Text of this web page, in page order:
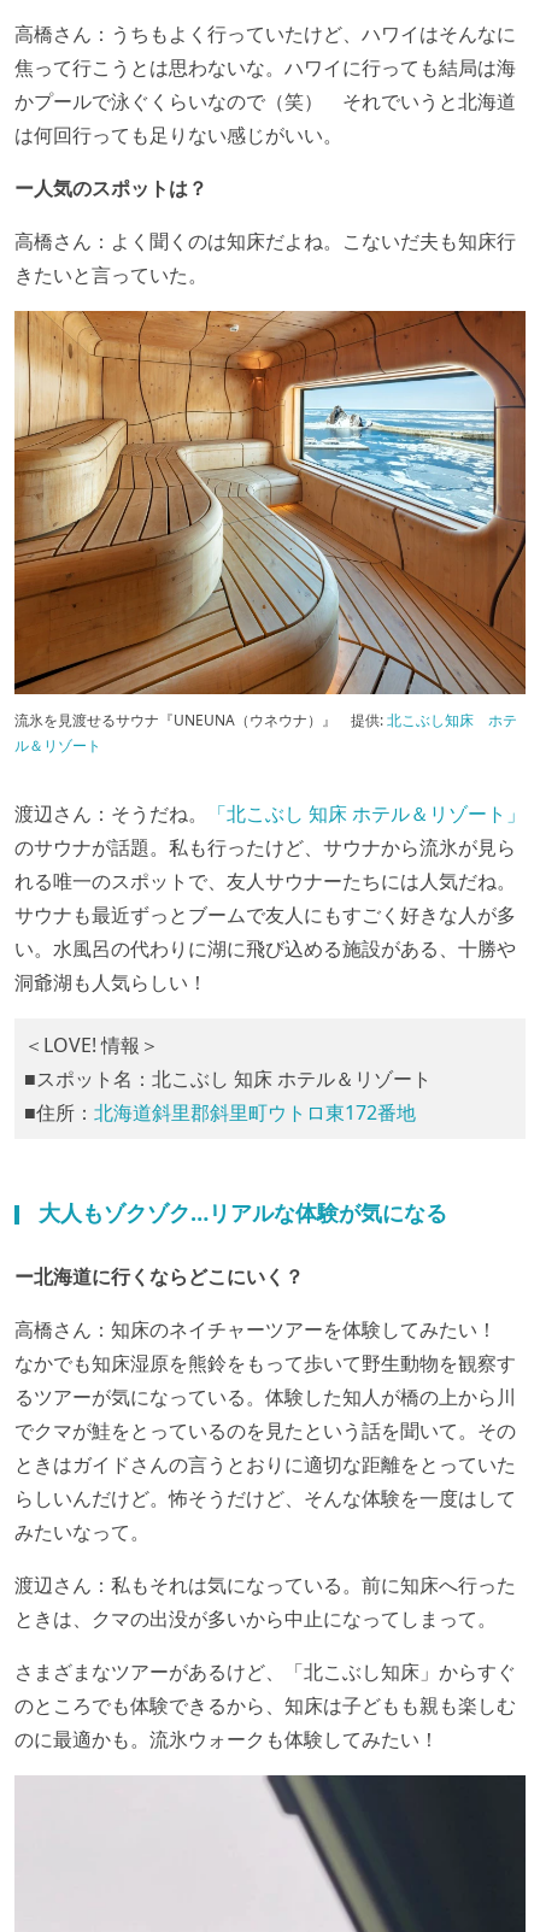
高橋さん：うちもよく行っていたけど、ハワイはそんなに
焦って行こうとは思わないな。ハワイに行っても結局は海
かプールで泳ぐくらいなので（笑） それでいうと北海道
は何回行っても足りない感じがいい。
ー人気のスポットは？
高橋さん：よく聞くのは知床だよね。こないだ夫も知床行
きたいと言っていた。
流氷を見渡せるサウナ『UNEUNA（ウネウナ）』 提供:北こぶし知床 ホテ
ル＆リゾート
渡辺さん：そうだね。
「北こぶし 知床 ホテル＆リゾート」
のサウナが話題。私も行ったけど、サウナから流氷が見ら
れる唯一のスポットで、友人サウナーたちには人気だね。
サウナも最近ずっとブームで友人にもすごく好きな人が多
い。水風呂の代わりに湖に飛び込める施設がある、十勝や
洞爺湖も人気らしい！
＜LOVE! 情報＞
■スポット名：北こぶし 知床 ホテル＆リゾート
■住所： 北海道斜里郡斜里町ウトロ東172番地
大人もゾクゾク…リアルな体験が気になる
ー北海道に行くならどこにいく？
高橋さん：知床のネイチャーツアーを体験してみたい！
なかでも知床湿原を熊鈴をもって歩いて野生動物を観察す
るツアーが気になっている。体験した知人が橋の上から川
でクマが鮭をとっているのを見たという話を聞いて。その
ときはガイドさんの言うとおりに適切な距離をとっていた
らしいんだけど。怖そうだけど、そんな体験を一度はして
みたいなって。
渡辺さん：私もそれは気になっている。前に知床へ行った
ときは、クマの出没が多いから中止になってしまって。
さまざまなツアーがあるけど、「北こぶし知床」からすぐ
のところでも体験できるから、知床は子どもも親も楽しむ
のに最適かも。流氷ウォークも体験してみたい！